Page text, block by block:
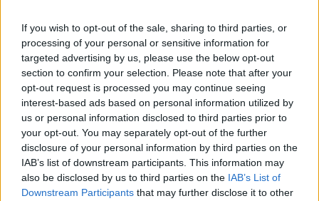
If you wish to opt-out of the sale, sharing to third parties, or
processing of your personal or sensitive information for
targeted advertising by us, please use the below opt-out
section to confirm your selection. Please note that after your
opt-out request is processed you may continue seeing
interest-based ads based on personal information utilized by
us or personal information disclosed to third parties prior to
your opt-out. You may separately opt-out of the further
disclosure of your personal information by third parties on the
IAB’s list of downstream participants. This information may
also be disclosed by us to third parties on the IAB’s List of
Downstream Participants that may further disclose it to other
Lifestyle|21.01.2026 09:58
Ο Μπρούκλιν Μπέκαμ «άνοιξε πόλεμο»
με τους γονείς του κατηγορώντας τους
ανοιχτά για υπονόμευση του γάμου του